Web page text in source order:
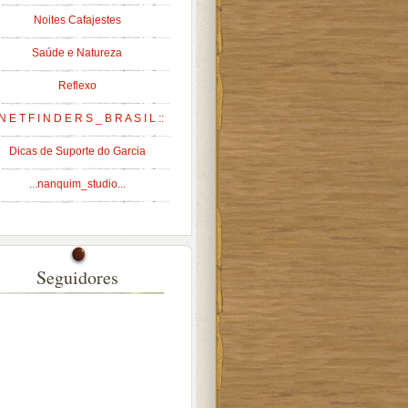
Noites Cafajestes
Saúde e Natureza
Reflexo
E T F I N D E R S _ B R A S I L ::
Dicas de Suporte do Garcia
...nanquim_studio...
Seguidores